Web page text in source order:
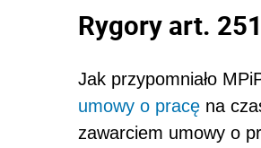
Rygory art. 251
Jak przypomniało
umowy o pracę na
zawarciem umowy o